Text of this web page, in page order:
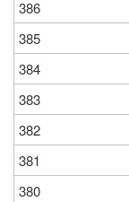
386
385
384
383
382
381
380